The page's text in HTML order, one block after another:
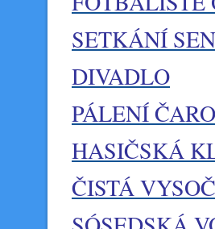
SETKÁNÍ
DIVADLO
PÁLENÍ
HASIČSKÁ
ČISTÁ